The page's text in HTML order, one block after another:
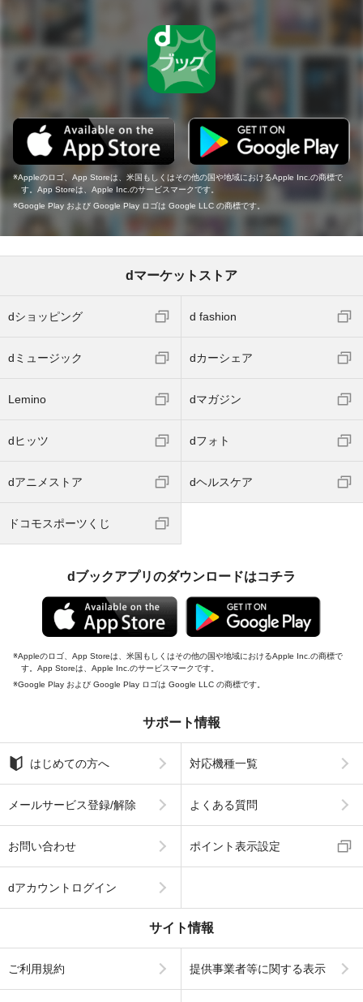
Appleのロゴ、App Storeは、米国もしくはその他の国や地域におけるApple Inc.の商標で
す。App Storeは、Apple Inc.のサービスマークです。
Google Play および Google Play ロゴは Google LLC の商標です。
dマーケットストア
dショッピング d fashion
dミュージック dカーシェア
Lemino dマガジン
dヒッツ dフォト
dアニメストア dヘルスケア
ドコモスポーツくじ
dブックアプリのダウンロードはコチラ
Appleのロゴ、App Storeは、米国もしくはその他の国や地域におけるApple Inc.の商標で
す。App Storeは、Apple Inc.のサービスマークです。
Google Play および Google Play ロゴは Google LLC の商標です。
サポート情報
はじめての方へ 対応機種一覧
メールサービス登録/解除 よくある質問
お問い合わせ ポイント表示設定
dアカウントログイン
サイト情報
ご利用規約 提供事業者等に関する表示